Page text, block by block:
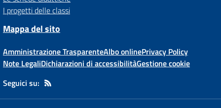
I progetti delle classi
Mappa del sito
Amministrazione TrasparenteAlbo onlinePrivacy Policy
Note LegaliDichiarazioni di accessibilitàGestione cookie
Seguici su: